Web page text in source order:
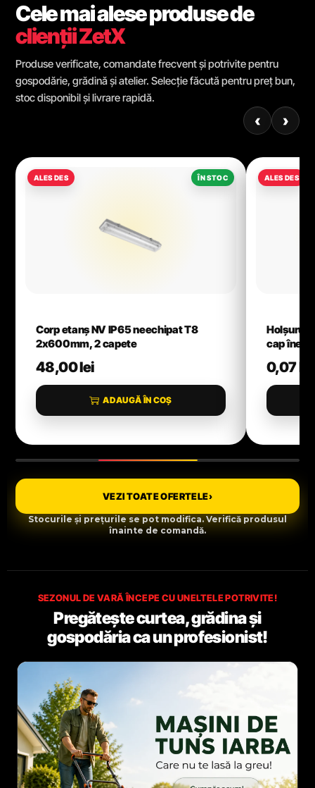
Cele mai alese produse de
clienții ZetX
Produse verificate, comandate frecvent și potrivite pentru
gospodărie, grădină și atelier. Selecție făcută pentru preț bun,
stoc disponibil și livrare rapidă.
‹ ›
Corp etanș NV IP65 neechipat T8
2x600mm, 2 capete
48,00lei
ADAUGĂ ÎN COȘ
Holșurub
cap
0,07lei
VEZI TOATE OFERTELE›
Stocurile și prețurile se pot modifica. Verifică produsul
înainte de comandă.
SEZONUL DE VARĂ ÎNCEPE CU UNELTELE POTRIVITE!
Pregătește curtea, grădina și
gospodăria ca un profesionist!